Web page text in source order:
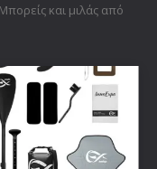
και μιλάς από